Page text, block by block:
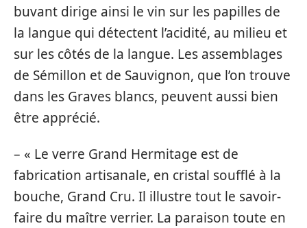
buvant dirige ainsi le vin sur les papilles de
la langue qui détectent l’acidité, au milieu et
sur les côtés de la langue. Les assemblages
de Sémillon et de Sauvignon, que l’on trouve
dans les Graves blancs, peuvent aussi bien
être apprécié.
– « Le verre Grand Hermitage est de
fabrication artisanale, en cristal soufflé à la
bouche, Grand Cru. Il illustre tout le savoir-
faire du maître verrier. La paraison toute en